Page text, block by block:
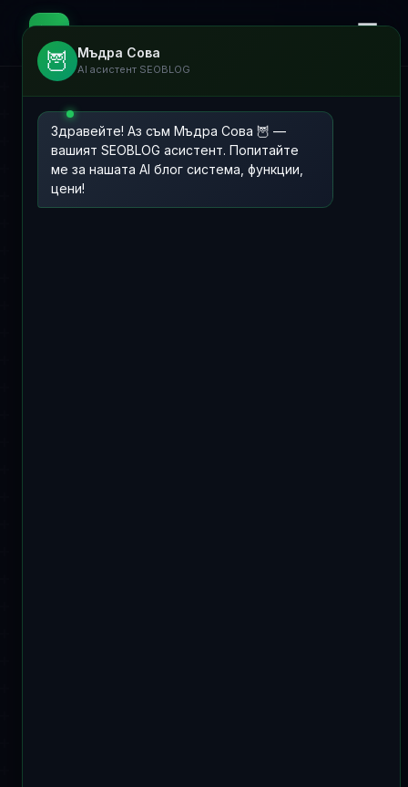
📊 SEOBLOG ☰
🦉 Мъдра Сова
AI асистент SEOBLOG
Здравейте! Аз съм Мъдра Сова 🦉 —
вашият SEOBLOG асистент. Попитайте
ме за нашата AI блог система, функции,
цени!